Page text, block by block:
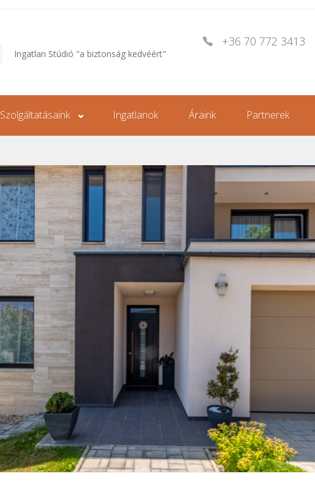
Ingatlan Stúdió "a biztonság kedvéért"
+36 70 772 3413
Szolgáltatásaink Ingatlanok Áraink Partnerek